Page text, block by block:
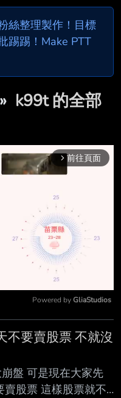
絲整理製作！目標
踢踢！Make PTT
» k99t 的全部
arrow_forward_ios 前往頁面
Powered by GliaStudios
不要賣股票 不就沒
盤 可是現在大家先
股票 這樣股票就不